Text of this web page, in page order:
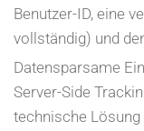
Benutzer-ID, eine
vollständig) und
Datensparsame
Server-Side
technische